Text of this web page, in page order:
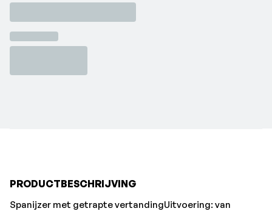
daardoor aan uiteenlopende werkstukvormen en -maten
worden aangepast.•Sleufbreedte b1: 14 mm
•Voor schroeven: M12/M14
PRODUCTBESCHRIJVING
Spanijzer met getrapte vertandingUitvoering: van